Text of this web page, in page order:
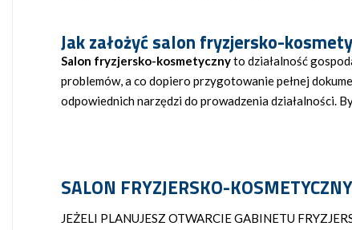
Jak założyć salon fryzjersko-
Salon fryzjersko-kosmetycznyto działalność
problemów, a co dopiero przygotowanie pełnej
odpowiednich narzędzi do prowadzenia działalności.
SALON FRYZJERSKO-KOSMETYCZNY
JEŻELI PLANUJESZ OTWARCIE GABINETU